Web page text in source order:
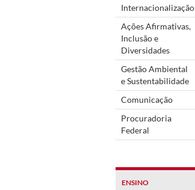
Internacionalização
Ações Afirmativas,
Inclusão e
Diversidades
Gestão Ambiental
e Sustentabilidade
Comunicação
Procuradoria
Federal
ENSINO